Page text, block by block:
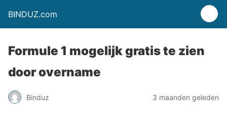
BINDUZ.com
Formule 1 mogelijk gratis te zien
door overname
Binduz 3 maanden geleden